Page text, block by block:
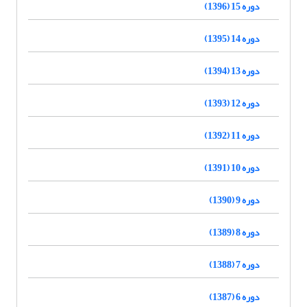
دوره 15 (1396)
دوره 14 (1395)
دوره 13 (1394)
دوره 12 (1393)
دوره 11 (1392)
دوره 10 (1391)
دوره 9 (1390)
دوره 8 (1389)
دوره 7 (1388)
دوره 6 (1387)